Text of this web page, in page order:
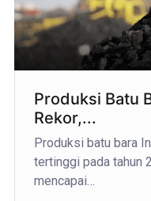
Produksi Batu
Rekor,...
Produksi batu bara
tertinggi pada tahun
mencapai…